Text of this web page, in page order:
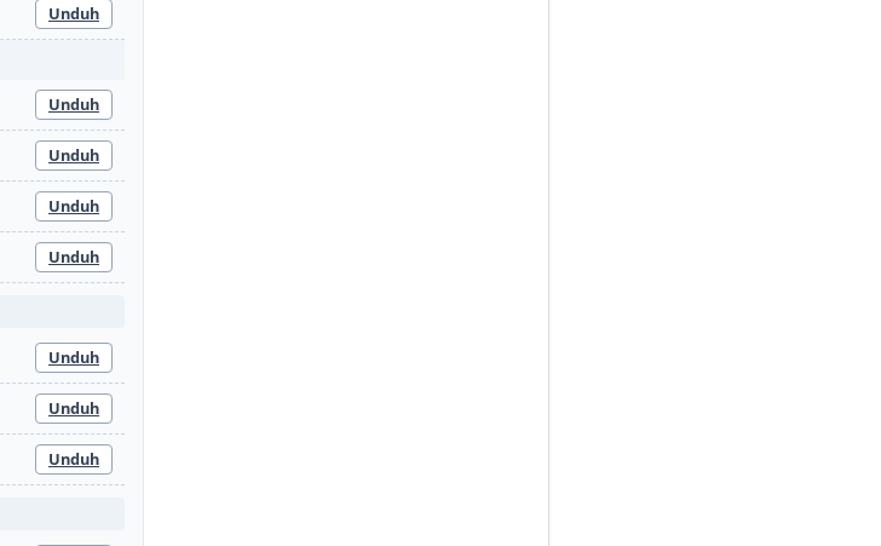
Unduh
Unduh
Unduh
Unduh
Unduh
Unduh
Unduh
Unduh